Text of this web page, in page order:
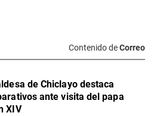
Contenido deCorreo
de Chiclayo destaca
ante visita del papa
XIV